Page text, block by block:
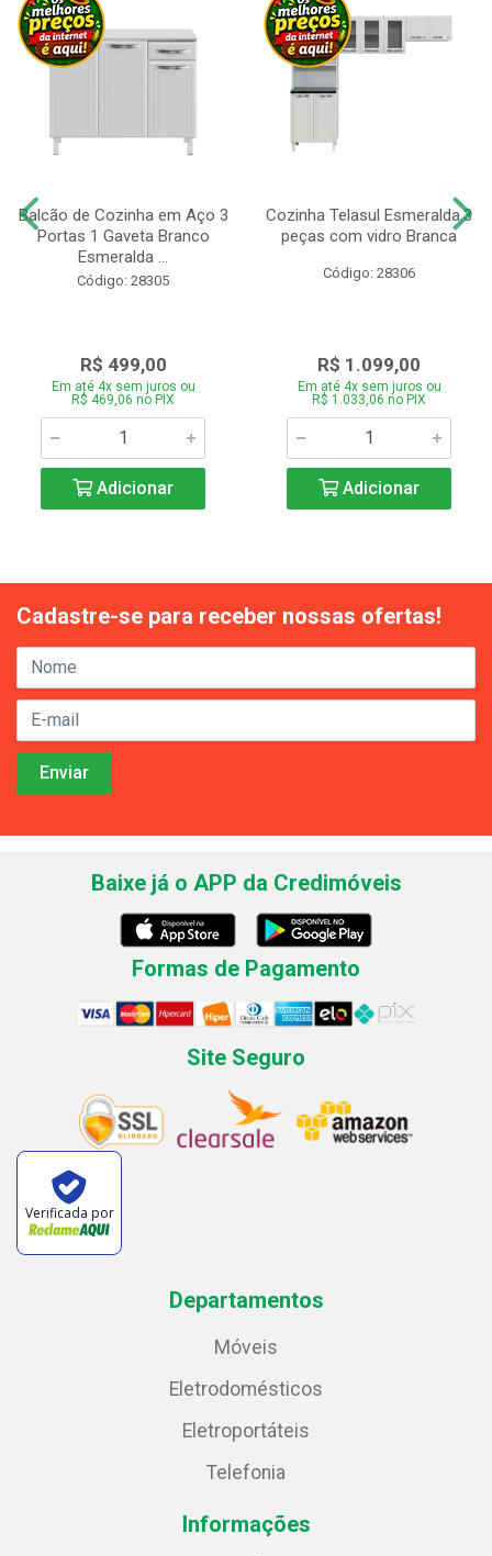
Balcão de Cozinha em Aço 3
Portas 1 Gaveta Branco
Esmeralda ...
Código: 28305
R$ 499,00
Em até 4x sem juros ou
R$ 469,06 no PIX
Adicionar
Cozinha Telasul Esmeralda.3
peças com vidro Branca
Código: 28306
R$ 1.099,00
Em até 4x sem juros ou
R$ 1.033,06 no PIX
Adicionar
Cadastre-se para receber nossas ofertas!
Baixe já o APP da Credimóveis
Formas de Pagamento
Site Seguro
Verificada por
Departamentos
Móveis
Eletrodomésticos
Eletroportáteis
Telefonia
Informações